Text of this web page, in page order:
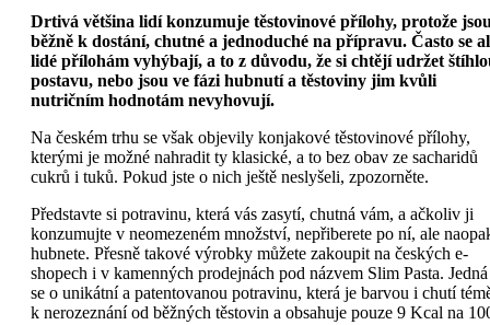
Drtivá většina lidí konzumuje těstovinové přílohy, protože
běžně k dostání, chutné a jednoduché na přípravu. Často se
lidé přílohám vyhýbají, a to z důvodu, že si chtějí udržet
postavu, nebo jsou ve fázi hubnutí a těstoviny jim kvůli
nutričním hodnotám nevyhovují.
Na českém trhu se však objevily konjakové těstovinové přílohy,
kterými je možné nahradit ty klasické, a to bez obav ze sacharidů
cukrů i tuků. Pokud jste o nich ještě neslyšeli, zpozorněte.
Představte si potravinu, která vás zasytí, chutná vám, a ačkoliv ji
konzumujte v neomezeném množství, nepřiberete po ní, ale
hubnete. Přesně takové výrobky můžete zakoupit na českých e-
shopech i v kamenných prodejnách pod názvem Slim Pasta. Jedná
se o unikátní a patentovanou potravinu, která je barvou i chutí
k nerozeznání od běžných těstovin a obsahuje pouze 9 Kcal na